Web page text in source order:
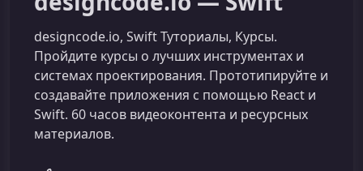
designcode.io, Swift Туториалы, Курсы.
Пройдите курсы о лучших инструментах и
системах проектирования. Прототипируйте и
создавайте приложения с помощью React и
Swift. 60 часов видеоконтента и ресурсных
материалов.